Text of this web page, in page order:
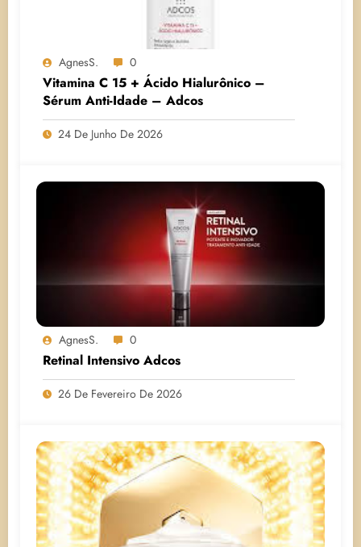
AgnesS. 0
Vitamina C 15 + Ácido Hialurônico –
Sérum Anti-Idade – Adcos
24 De Junho De 2026
AgnesS. 0
Retinal Intensivo Adcos
26 De Fevereiro De 2026